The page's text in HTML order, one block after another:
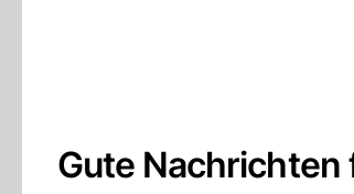
Gute Nachrichten